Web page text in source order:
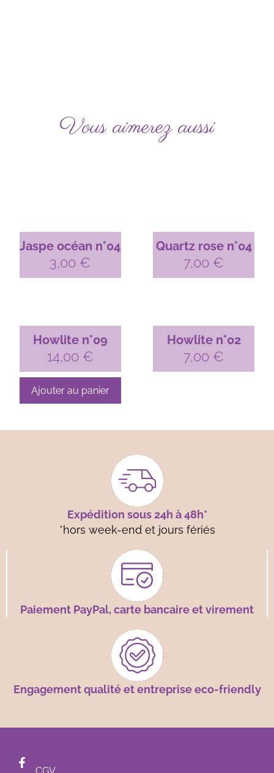
Vous aimerez aussi
Jaspe océan n°04
3,00 €
Quartz rose n°04
7,00 €
Howlite n°09
14,00 €
Ajouter au panier
Howlite n°02
7,00 €
Expédition sous 24h à 48h*
*hors week-end et jours fériés
Paiement PayPal, carte bancaire et virement
Engagement qualité et entreprise eco-friendly